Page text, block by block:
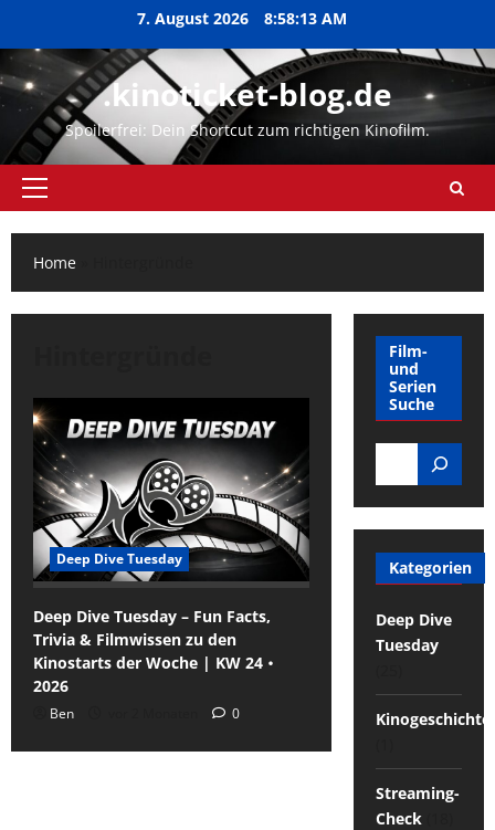
springen
7. August 2026 8:58:14 AM
.kinoticket-blog.de
Spoilerfrei: Dein Shortcut zum richtigen Kinofilm.
Primäres
Home
Deep Dive Tuesday
Deep Dive Tuesday – Fun Facts,
Trivia & Filmwissen zu den
Kinostarts der Woche | KW 24・
2026
Ben 0
Film-
und
Serien
Suche
Search
Kategorien
Deep Dive
Tuesday
Kinogeschichte
Streaming-
Check(18)